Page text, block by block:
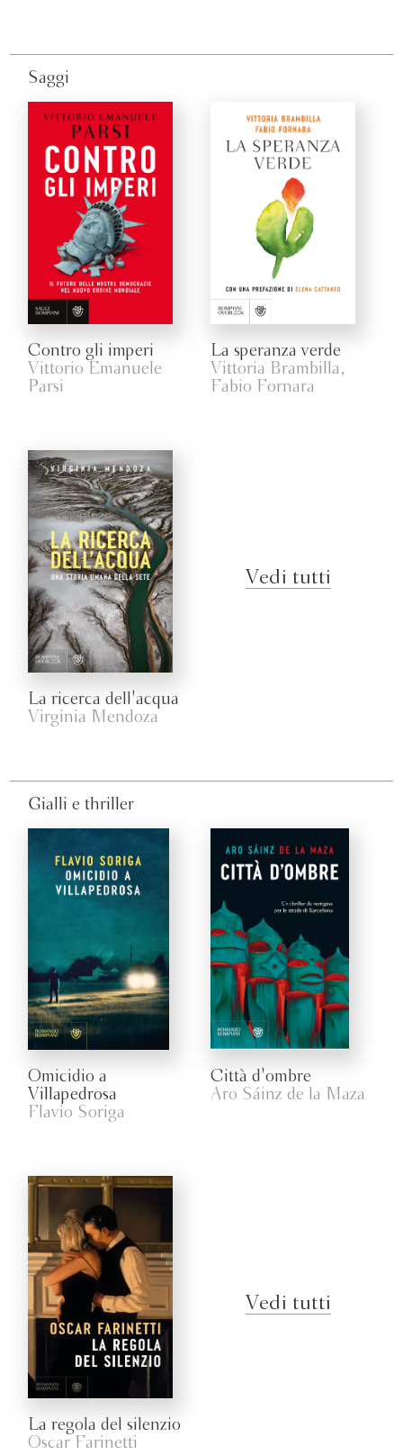
Saggi
Contro gli imperi
Vittorio Emanuele
Parsi
La speranza verde
Vittoria Brambilla,
Fabio Fornara
La ricerca dell'acqua
Virginia Mendoza
Vedi tutti
Gialli e thriller
Omicidio a
Villapedrosa
Flavio Soriga
Città d'ombre
Aro Sáinz de la Maza
La regola del silenzio
Oscar Farinetti
Vedi tutti